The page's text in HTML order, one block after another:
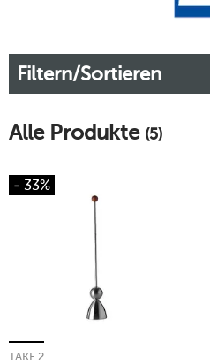
Filtern/Sortieren
Alle Produkte (5)
- 33%
TAKE 2